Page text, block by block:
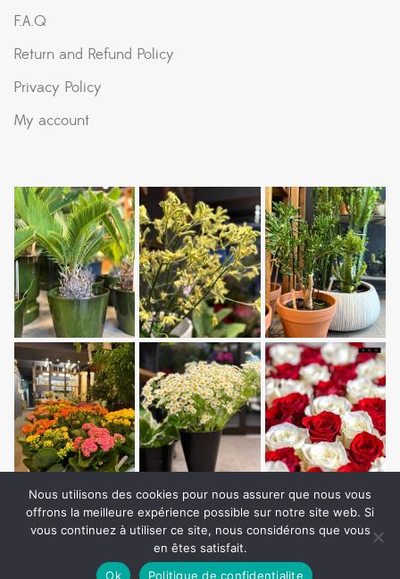
F.A.Q
Return and Refund Policy
Privacy Policy
My account
Nous utilisons des cookies pour nous assurer que nous vous
offrons la meilleure expérience possible sur notre site web. Si
vous continuez à utiliser ce site, nous considérons que vous
en êtes satisfait.
Ok
Politique de confidentialite